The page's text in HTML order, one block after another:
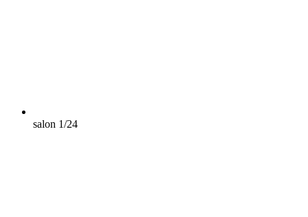
salon 1/24